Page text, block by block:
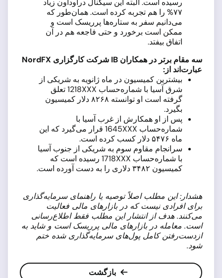
رسیده است. البته این سیگنال دراوداون زیاد
۷۷% را هم تجربه کرده است. همان‌طور که
می‌دانیم سفر به ستاره‌ها پرریسک است و
ممکن است برخورد و حتی فاجعه هم در آن
اتفاق بیفتد.
سه مقام برتر در همکاران IB شرکت کارگزاری NordFX
عبارت‌اند از:
بیشترین کمیسیون در ماه ژانویه به شریکی از
شرق آسیا با شماره‌حساب 1218XXX تعلق
گرفته است او توانسته ۸۲۶۸ دلار کمیسیون
بگیرد.
پس از او همکارش از غرب آسیا با
شماره‌حساب 1645XXX قرار می‌گیرد که این
ماه ۵۴۷۶ دلار کسب کرده است.
سرانجام مقاوم سوم به شریکی از جنوب آسیا
با شماره‌حساب 1718XXX رسیده است که
کمیسیون ۳۴۸۲ دلاری را به دست آورده است.
هشدار: این مطلب اصلاً توصیه یا راهنمای سرمایه‌گذاری
برای افرادی نیست که در بازارهای مالی فعالیت
می‌کنند. هدف از انتشار این مطلب فقط اطلاع‌رسانی
است. معامله در بازارهای مالی پرریسک است و شاید به
ازدست‌رفتن کامل پول‌های سرمایه‌گذاری شده ختم
شود.
بازگشت